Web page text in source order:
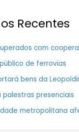
Recentes
com
de ferrovias
bens da
palestras presenciais
metropolitana